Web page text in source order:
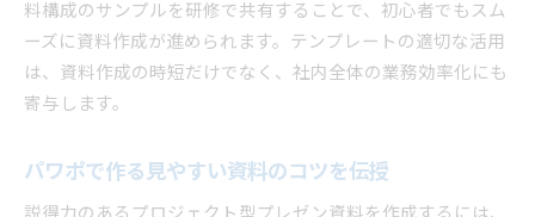
料構成のサンプルを研修で共有することで、初心者でもスム
ーズに資料作成が進められます。テンプレートの適切な活用
は、資料作成の時短だけでなく、社内全体の業務効率化にも
寄与します。
パワポで作る見やすい資料のコツを伝授